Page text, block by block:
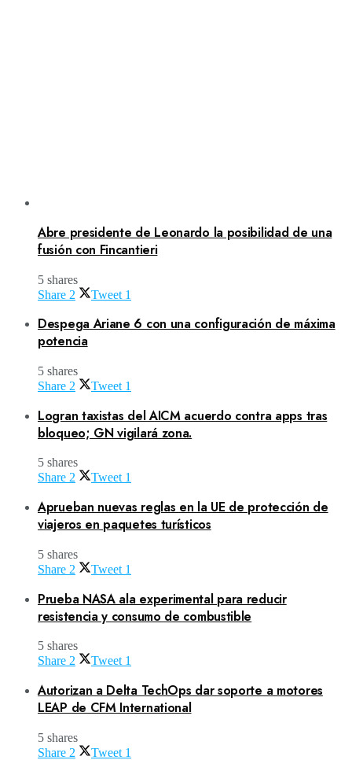
Abre presidente de Leonardo la posibilidad de una
fusión con Fincantieri
5 shares
Share 2 Tweet 1
Despega Ariane 6 con una configuración de máxima
potencia
5 shares
Share 2 Tweet 1
Logran taxistas del AICM acuerdo contra apps tras
bloqueo; GN vigilará zona.
5 shares
Share 2 Tweet 1
Aprueban nuevas reglas en la UE de protección de
viajeros en paquetes turísticos
5 shares
Share 2 Tweet 1
Prueba NASA ala experimental para reducir
resistencia y consumo de combustible
5 shares
Share 2 Tweet 1
Autorizan a Delta TechOps dar soporte a motores
LEAP de CFM International
5 shares
Share 2 Tweet 1